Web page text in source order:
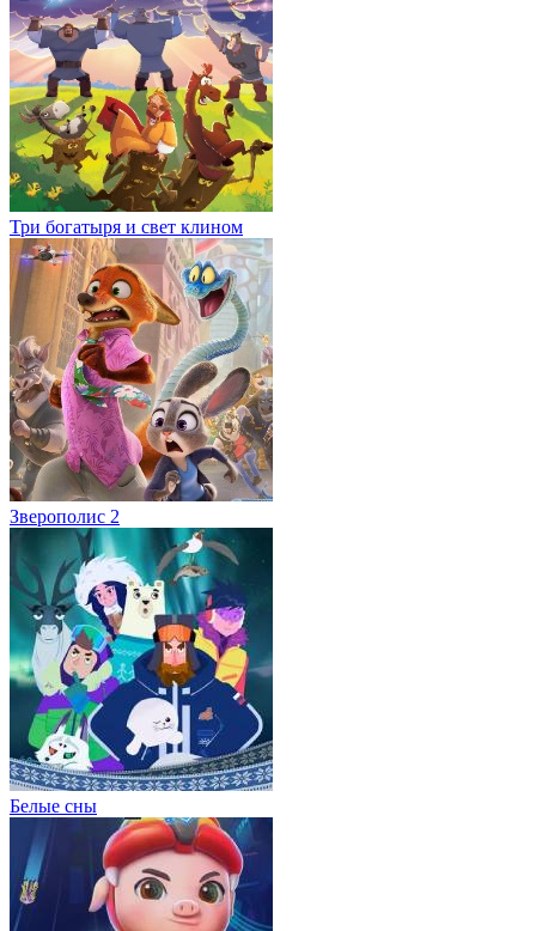
Три богатыря и свет клином
Зверополис 2
Белые сны